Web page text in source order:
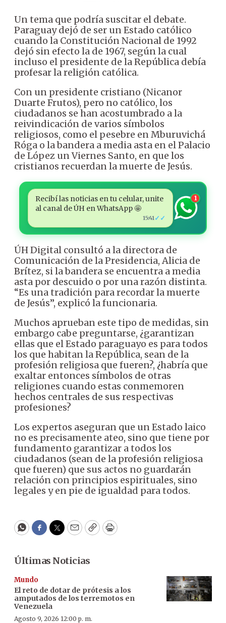
Un tema que podría suscitar el debate.
Paraguay dejó de ser un Estado católico
cuando la Constitución Nacional de 1992
dejó sin efecto la de 1967, según la cual
incluso el presidente de la República debía
profesar la religión católica.
Con un presidente cristiano (Nicanor
Duarte Frutos), pero no católico, los
ciudadanos se han acostumbrado a la
reivindicación de varios símbolos
religiosos, como el pesebre en Mburuvichá
Róga o la bandera a media asta en el Palacio
de López un Viernes Santo, en que los
cristianos recuerdan la muerte de Jesús.
Recibí las noticias en tu celular, unite
al canal de ÚH en WhatsApp 🤩
15:41 ✓✓
1
ÚH Digital consultó a la directora de
Comunicación de la Presidencia, Alicia de
Brítez, si la bandera se encuentra a media
asta por descuido o por una razón distinta.
“Es una tradición para recordar la muerte
de Jesús”, explicó la funcionaria.
Muchos aprueban este tipo de medidas, sin
embargo cabe preguntarse, ¿garantizan
ellas que el Estado paraguayo es para todos
los que habitan la República, sean de la
profesión religiosa que fueren?, ¿habría que
exaltar entonces símbolos de otras
religiones cuando estas conmemoren
hechos centrales de sus respectivas
profesiones?
Los expertos aseguran que un Estado laico
no es precisamente ateo, sino que tiene por
fundamento garantizar a todos los
ciudadanos (sean de la profesión religiosa
que fueren) que sus actos no guardarán
relación con principios espirituales, sino
legales y en pie de igualdad para todos.
WhatsApp
Facebook
Twitter
EmailCopyPrint
Últimas Noticias
Mundo
El reto de dotar de prótesis a los
amputados de los terremotos en
Venezuela
Agosto 9, 2026 12:00 p. m.